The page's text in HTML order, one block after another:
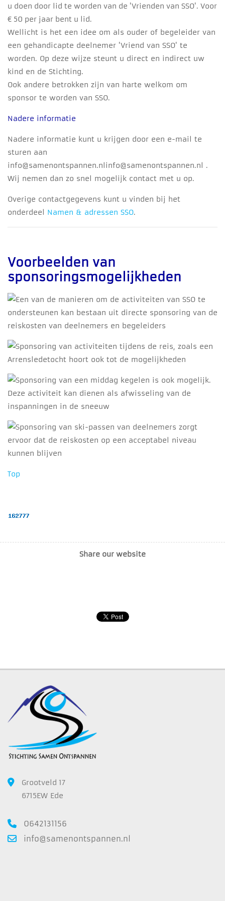
u doen door lid te worden van de 'Vrienden van SSO'. Voor
€ 50 per jaar bent u lid.
Wellicht is het een idee om als ouder of begeleider van
een gehandicapte deelnemer 'Vriend van SSO' te
worden. Op deze wijze steunt u direct en indirect uw
kind en de Stichting.
Ook andere betrokken zijn van harte welkom om
sponsor te worden van SSO.
Nadere informatie
Nadere informatie kunt u krijgen door een e-mail te
sturen aan
info@samenontspannen.nl info@samenontspannen.nl
.
Wij nemen dan zo snel mogelijk contact met u op.
Overige contactgegevens kunt u vinden bij het
onderdeel Namen & adressen SSO.
Voorbeelden van
sponsoringsmogelijkheden
Top
Share our website
Grootveld 17
6715EW Ede
0642131156
info@samenontspannen.nl